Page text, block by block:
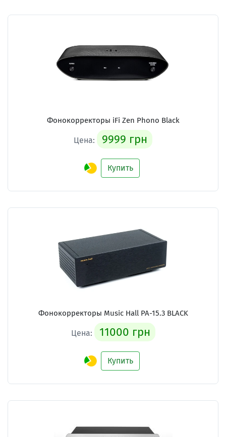
Фонокорректоры iFi Zen Phono Black
Цена: 9999 грн
Купить
Фонокорректоры Music Hall PA-15.3 BLACK
Цена: 11000 грн
Купить